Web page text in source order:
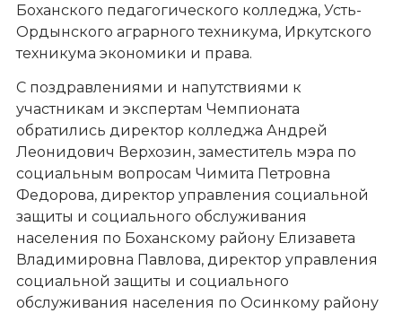
Боханского педагогического колледжа, Усть-
Ордынского аграрного техникума, Иркутского
техникума экономики и права.
С поздравлениями и напутствиями к
участникам и экспертам Чемпионата
обратились директор колледжа Андрей
Леонидович Верхозин, заместитель мэра по
социальным вопросам Чимита Петровна
Федорова, директор управления социальной
защиты и социального обслуживания
населения по Боханскому району Елизавета
Владимировна Павлова, директор управления
социальной защиты и социального
обслуживания населения по Осинкому району